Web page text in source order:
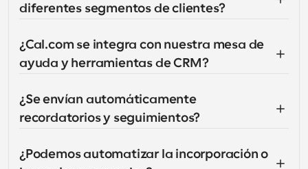
diferentes segmentos de clientes?
¿Cal.com se integra con nuestra mesa de
ayuda y herramientas de CRM?
¿Se envían automáticamente
recordatorios y seguimientos?
¿Podemos automatizar la incorporación o